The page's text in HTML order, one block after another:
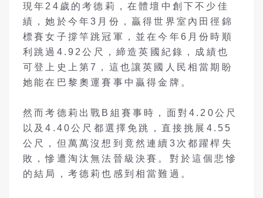
現年24歲的考德莉，在體壇中創下不少佳
績，她於今年3月份，贏得世界室內田徑錦
標賽女子撐竿跳冠軍，並在今年6月份時順
利跳過4.92公尺，締造英國紀錄，成績也
可登上史上第7，這也讓英國人民相當期盼
她能在巴黎奧運賽事中贏得金牌。
然而考德莉出戰B組賽事時，面對4.20公尺
以及4.40公尺都選擇免跳，直接挑展4.55
公尺，但萬萬沒想到竟然連續3次都躍桿失
敗，慘遭淘汰無法晉級決賽。對於這個悲慘
的結局，考德莉也感到相當難過。